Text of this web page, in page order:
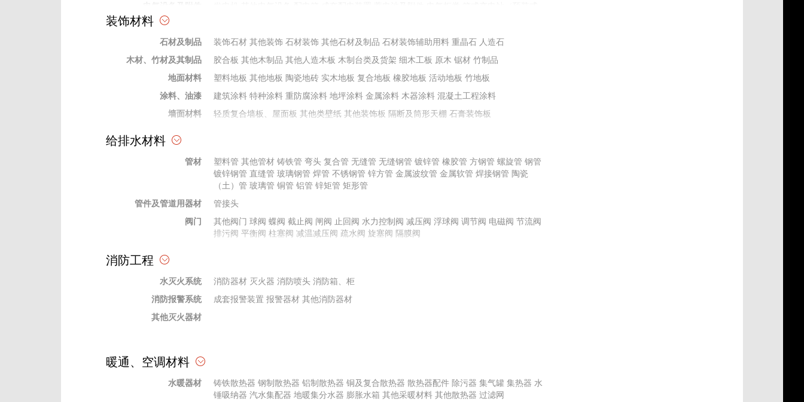
弱电及信息类器材
安防及建筑智能化设备
保险、绝缘材料
绝缘管 绝缘穿墙套管、瓷套管 绝缘布、绝缘带 绝缘板、绝缘箔
其他绝缘材料
电工电气材料
电缆桥架 防火堵料
装饰材料
石材及制品 装饰石材 其他装饰 石材装饰 其他石材及制品 石材装饰辅助用料 重晶石 人造石
木材、竹材及其制品
胶合板 其他木制品 其他人造木板 木制台类及货架 细木工板 原木 锯材 竹制品
地面材料
塑料地板 其他地板 陶瓷地砖 实木地板 复合地板 橡胶地板 活动地板 竹地板
涂料、油漆
建筑涂料 特种涂料 重防腐涂料 地坪涂料 金属涂料 木器涂料 混凝土工程涂料
墙面材料
轻质复合墙板、屋面板 其他类壁纸 其他装饰板 隔断及筒形天棚 石膏装饰板
天棚、吊顶材料
幕墙材料
幕墙五金配件
格栅 网格
石膏粉、腻子
绝热、耐火材料
玻璃材料
陶瓷内墙砖 钢化玻璃 其他面砖 镀膜玻璃 平板玻璃 陶瓷外墙砖 特种玻璃
贴墙布 栏杆、栏板 玻璃钢装饰线条、装饰件 地毯挂毯及门毡
橡胶、塑料
给排水材料
管材 塑料管 其他管材 铸铁管 弯头 复合管 无缝管 无缝钢管 镀锌管 橡胶管 方钢管 螺旋管 钢管
镀锌钢管 直缝管 玻璃钢管 焊管 不锈钢管 锌方管 金属波纹管 金属软管 焊接钢管 陶瓷
（土）管 玻璃管 铜管 铝管 锌矩管 矩形管
管件及管道用器材
管接头
阀门
其他阀门 球阀 蝶阀 截止阀 闸阀 止回阀 水力控制阀 减压阀 浮球阀 调节阀 电磁阀 节流阀
排污阀 平衡阀 柱塞阀 减温减压阀 疏水阀 旋塞阀 隔膜阀
杂质泵 水轮泵 轴流泵 泵专用配件
计量泵
水处理设备
过滤设备
消防工程
水灭火系统 消防器材 灭火器 消防喷头 消防箱、柜
消防报警系统
成套报警装置 报警器材 其他消防器材
其他灭火器材
暖通、空调材料
水暖器材 铸铁散热器 钢制散热器 铝制散热器 铜及复合散热器 散热器配件 除污器 集气罐 集热器 水
锤吸纳器 汽水集配器 地暖集分水器 膨胀水箱 其他采暖材料 其他散热器 过滤网